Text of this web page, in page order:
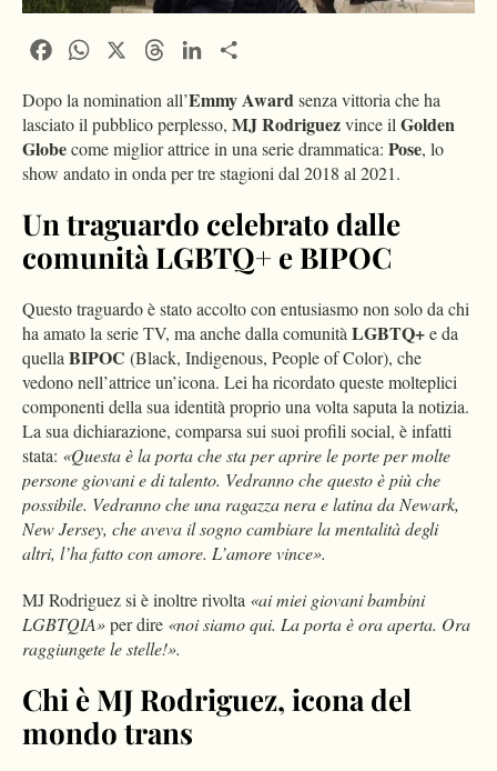
FacebookWhatsApp ThreadsLinkedIn
Dopo la nomination all’Emmy Awardsenza vittoria che ha
lasciato il pubblico perplesso, MJ Rodriguezvince ilGolden
Globecome miglior attrice in una serie drammatica: Pose, lo
show andato in onda per tre stagioni dal 2018 al 2021.
Un traguardo celebrato dalle
comunità LGBTQ+ e BIPOC
Questo traguardo è stato accolto con entusiasmo non solo da chi
ha amato la serie TV, ma anche dalla comunitàLGBTQ+e da
quellaBIPOC (Black, Indigenous, People of Color), che
vedono nell’attrice un’icona. Lei ha ricordato queste molteplici
componenti della sua identità proprio una volta saputa la notizia.
La sua dichiarazione, comparsa sui suoi profili social, è infatti
stata: «Questa è la porta che sta per aprire le porte per molte
persone giovani e di talento. Vedranno che questo è più che
possibile. Vedranno che una ragazza nera e latina da Newark,
New Jersey, che aveva il sogno cambiare la mentalità degli
altri, l’ha fatto con amore. L’amore vince».
MJ Rodriguez si è inoltre rivolta «ai miei giovani bambini
LGBTQIA»per dire «noi siamo qui. La porta è ora aperta. Ora
raggiungete le stelle!».
Chi è MJ Rodriguez, icona del
mondo trans